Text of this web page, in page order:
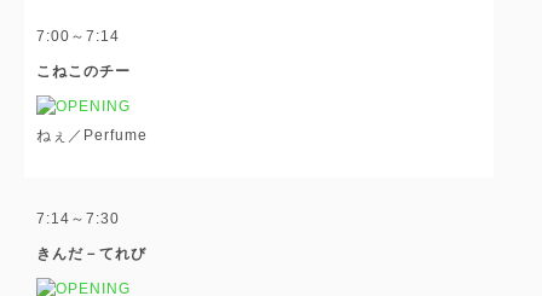
7:00～7:14
こねこのチー
ねぇ／Perfume
7:14～7:30
きんだ－てれび